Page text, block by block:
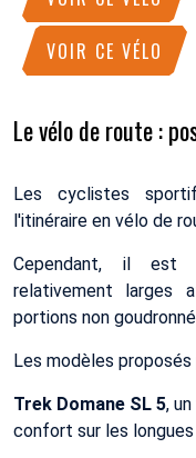
VOIR CE VÉLO
Le vélo de route :
Les cyclistes
l'itinéraire en vélo de
Cependant, il est
relativement larges
portions non
Les modèles
Trek Domane SL 5,
confort sur les